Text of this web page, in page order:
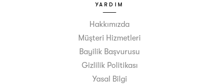
YARDIM
Hakkımızda
Müşteri Hizmetleri
Bayilik Başvurusu
Gizlilik Politikası
Yasal Bilgi